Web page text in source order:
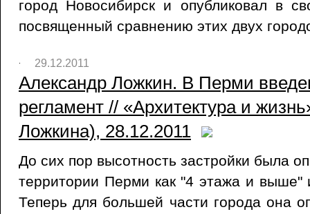
город Новосибирск и опубликовал в
посвященный сравнению этих двух
29.12.2011
Александр Ложкин. В Перми
регламент // «Архитектура и
Ложкина), 28.12.2011
До сих пор высотность застройки была
территории Перми как "4 этажа и выше"
Теперь для большей части города она